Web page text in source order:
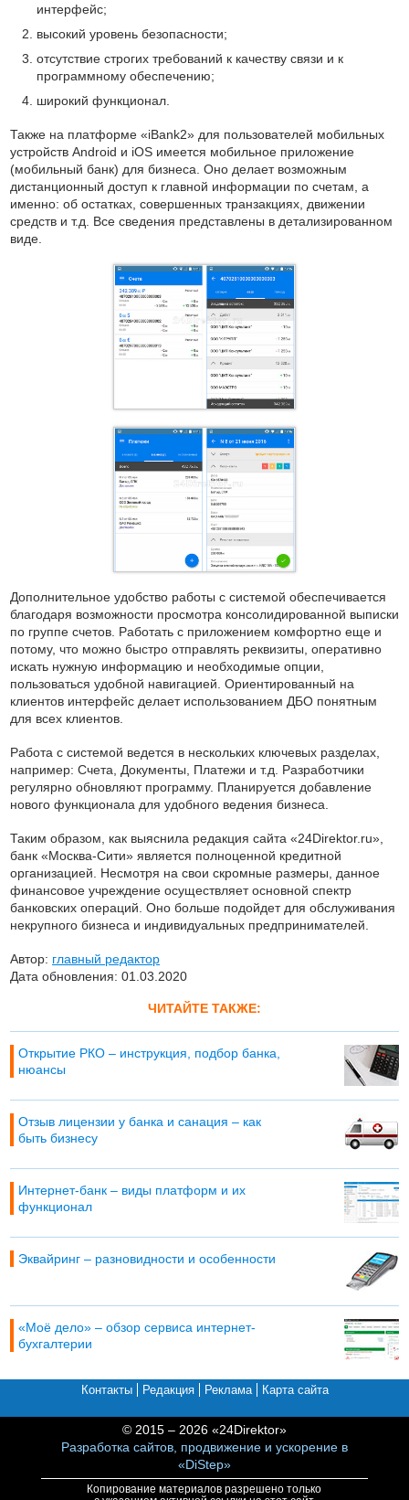
интерфейс;
высокий уровень безопасности;
отсутствие строгих требований к качеству связи и к
программному обеспечению;
широкий функционал.
Также на платформе «iBank2» для пользователей мобильных
устройств Android и iOS имеется мобильное приложение
(мобильный банк) для бизнеса. Оно делает возможным
дистанционный доступ к главной информации по счетам, а
именно: об остатках, совершенных транзакциях, движении
средств и т.д. Все сведения представлены в детализированном
виде.
Дополнительное удобство работы с системой обеспечивается
благодаря возможности просмотра консолидированной выписки
по группе счетов. Работать с приложением комфортно еще и
потому, что можно быстро отправлять реквизиты, оперативно
искать нужную информацию и необходимые опции,
пользоваться удобной навигацией. Ориентированный на
клиентов интерфейс делает использованием ДБО понятным
для всех клиентов.
Работа с системой ведется в нескольких ключевых разделах,
например: Счета, Документы, Платежи и т.д. Разработчики
регулярно обновляют программу. Планируется добавление
нового функционала для удобного ведения бизнеса.
Таким образом, как выяснила редакция сайта «24Direktor.ru»,
банк «Москва-Сити» является полноценной кредитной
организацией. Несмотря на свои скромные размеры, данное
финансовое учреждение осуществляет основной спектр
банковских операций. Оно больше подойдет для обслуживания
некрупного бизнеса и индивидуальных предпринимателей.
Автор: главный редактор
Дата обновления: 01.03.2020
ЧИТАЙТЕ ТАКЖЕ:
Открытие РКО – инструкция, подбор банка,
нюансы
Отзыв лицензии у банка и санация – как
быть бизнесу
Интернет-банк – виды платформ и их
функционал
Эквайринг – разновидности и особенности
«Моё дело» – обзор сервиса интернет-
бухгалтерии
Контакты Редакция Реклама Карта сайта
© 2015 – 2026 «24Direktor»
Разработка сайтов, продвижение и ускорение в
«DiStep»
Копирование материалов разрешено только